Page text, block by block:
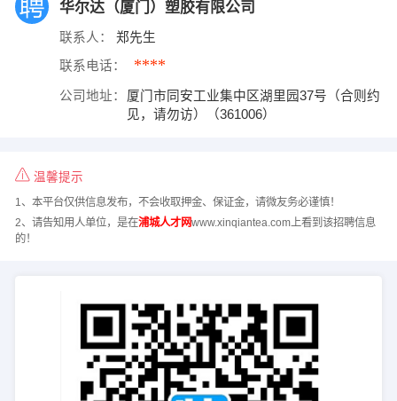
华尔达（厦门）塑胶有限公司
联系人： 郑先生
联系电话： ****
公司地址：
厦门市同安工业集中区湖里园37号（合则约
见，请勿访）（361006）
温馨提示
1、本平台仅供信息发布，不会收取押金、保证金，请微友务必谨慎！
2、请告知用人单位，是在浦城人才网www.xinqiantea.com上看到该招聘信息
的！